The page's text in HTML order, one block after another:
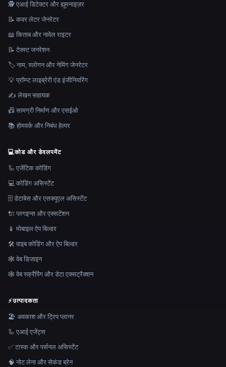
🕵️ एआई डिटेक्टर और ह्यूमनाइज़र
📝 कवर लेटर जेनरेटर
📖 किताब और नावेल राइटर
📝 टेक्स्ट जनरेशन
🏷️ नाम, स्लोगन और नेमिंग जेनरेटर
💡 प्रॉम्प्ट लाइब्रेरी एंड इंजीनियरिंग
✍️ लेखन सहायक
📠 सामग्री निर्माण और एसईओ
📚 होमवर्क और निबंध हेल्पर
💻कोड और डेवलपमेंट
🦾 एजेंटिक कोडिंग
💻 कोडिंग असिस्टेंट
🗄️ डेटाबेस और एसक्यूएल असिस्टेंट
🔌 प्लगइन्स और एक्सटेंशन
📱 मोबाइल ऐप बिल्डर
🛠️ वाइब कोडिंग और ऐप बिल्डर
🕸 वेब डिजाइन
🕸️ वेब स्क्रैपिंग और डेटा एक्सट्रैक्शन
⚡उत्पादकता
🏖 अवकाश और ट्रिप प्लानर
🦾 एआई एजेंट्स
✅ टास्क और पर्सनल असिस्टेंट
🧠 नोट लेना और सेकंड ब्रेन